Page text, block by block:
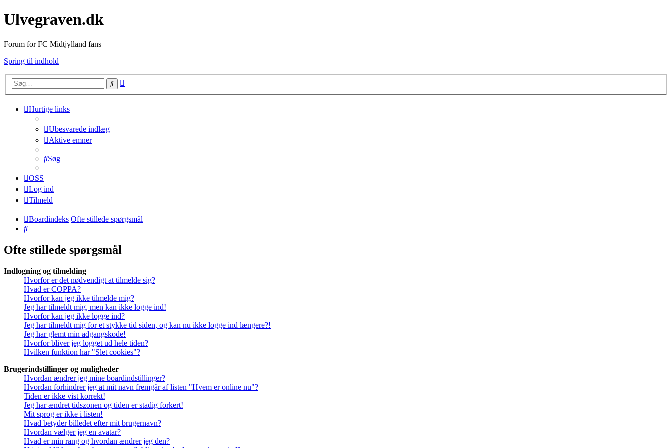
Ulvegraven.dk
Forum for FC Midtjylland fans
Spring til indhold
Søg
Hurtige links
Ubesvarede indlæg
Aktive emner
Søg
OSS
Log ind
Tilmeld
Boardindeks Ofte stillede spørgsmål
Søg
Ofte stillede spørgsmål
Indlogning og tilmelding
Hvorfor er det nødvendigt at tilmelde sig?
Hvad er COPPA?
Hvorfor kan jeg ikke tilmelde mig?
Jeg har tilmeldt mig, men kan ikke logge ind!
Hvorfor kan jeg ikke logge ind?
Jeg har tilmeldt mig for et stykke tid siden, og kan nu ikke logge ind længere?!
Jeg har glemt min adgangskode!
Hvorfor bliver jeg logget ud hele tiden?
Hvilken funktion har "Slet cookies"?
Brugerindstillinger og muligheder
Hvordan ændrer jeg mine boardindstillinger?
Hvordan forhindrer jeg at mit navn fremgår af listen "Hvem er online nu"?
Tiden er ikke vist korrekt!
Jeg har ændret tidszonen og tiden er stadig forkert!
Mit sprog er ikke i listen!
Hvad betyder billedet efter mit brugernavn?
Hvordan vælger jeg en avatar?
Hvad er min rang og hvordan ændrer jeg den?